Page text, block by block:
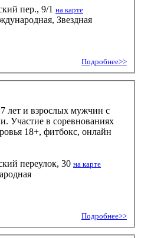
пер., 9/1 на карте
Звездная
Подробнее>>
лет и взрослых мужчин с
Участие в соревнованиях
18+, фитбокс, онлайн
переулок, 30 на карте
Подробнее>>